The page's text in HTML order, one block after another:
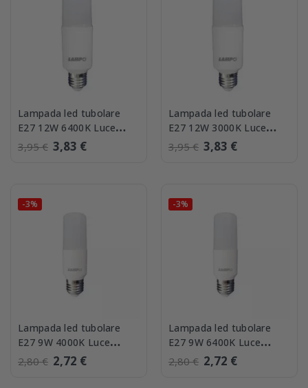
Lampada led tubolare
E27 12W 6400K Luce
Fredda Lampo
3,95 € 3,83 €
Lampada led tubolare
E27 12W 3000K Luce
Calda Lampo
3,95 € 3,83 €
-3%
Lampada led tubolare
E27 9W 4000K Luce
Naturale Lampo
2,80 € 2,72 €
-3%
Lampada led tubolare
E27 9W 6400K Luce
Fredda Lampo
2,80 € 2,72 €